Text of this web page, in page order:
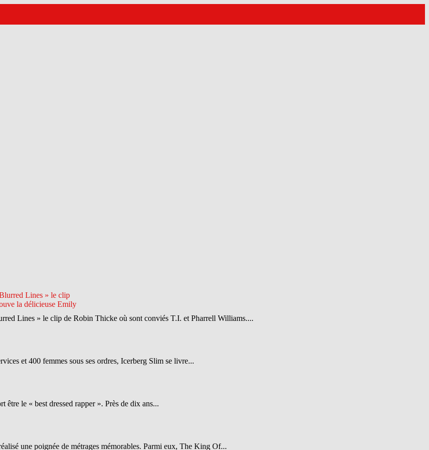
Lines » le clip de Robin Thicke où sont conviés T.I. et Pharrell Williams....
et 400 femmes sous ses ordres, Icerberg Slim se livre...
le « best dressed rapper ». Près de dix ans...
une poignée de métrages mémorables. Parmi eux, The King Of...